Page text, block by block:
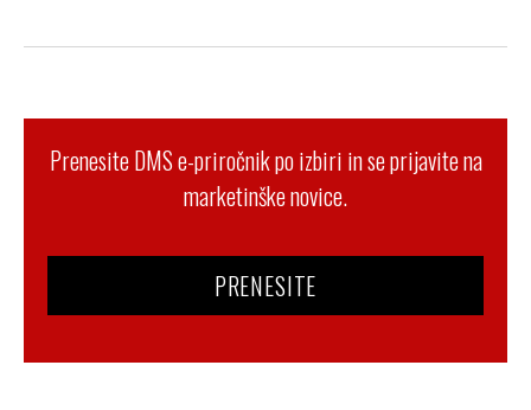
Prenesite DMS e-priročnik po izbiri in se prijavite na
marketinške novice.
PRENESITE